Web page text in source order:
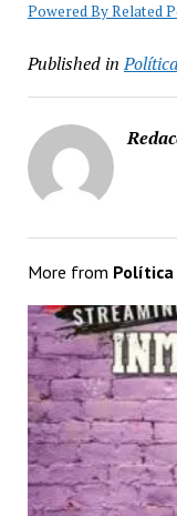
Powered By Related
Published in Política
More from Política